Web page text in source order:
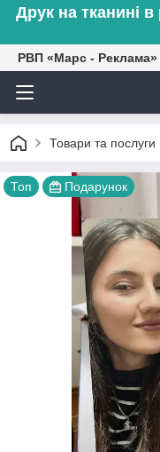
Друк на тканині
РВП «Марс - Реклама»
Товари та послуги
Топ Подарунок